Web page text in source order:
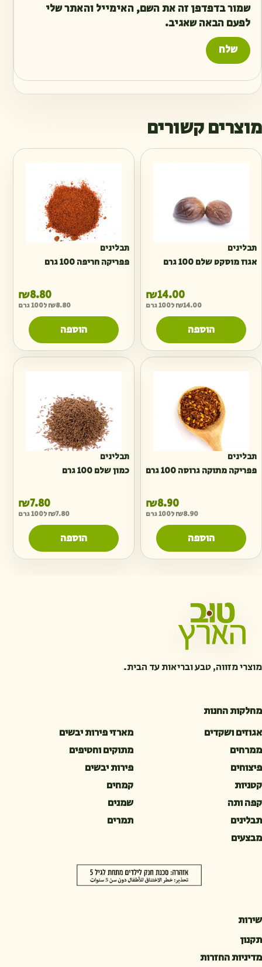
שמור בדפדפן זה את השם, האימייל והאתר שלי
לפעם הבאה שאגיב.
מוצרים קשורים
תבלינים
אגוז מוסקט שלם 100 גרם
₪14.00
₪14.00 ל100 גרם
הוספה
תבלינים
פפריקה חריפה 100 גרם
₪8.80
₪8.80 ל100 גרם
הוספה
תבלינים
פפריקה מתוקה גרוסה 100 גרם
₪8.90
₪8.90 ל100 גרם
הוספה
תבלינים
כמון שלם 100 גרם
₪7.80
₪7.80 ל100 גרם
הוספה
מוצרי מזווה, טבע ובריאות עד הבית.
מחלקות החנות
אגוזים ושקדים
מארזי פירות יבשים
ממרחים
מתוקים וחטיפים
פיצוחים
פירות יבשים
קטניות
קמחים
קפה ותה
שמנים
תבלינים
תמרים
מבצעים
שירות
תקנון
מדיניות החזרות